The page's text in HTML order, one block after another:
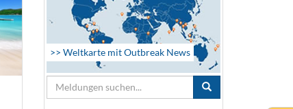
>> Weltkarte mit Outbreak News